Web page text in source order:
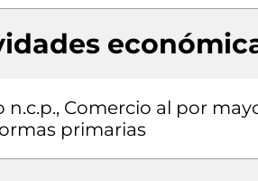
Comercio al por
primarias